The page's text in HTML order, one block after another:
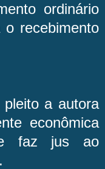
ordinário
recebimento
a autora
econômica
faz jus ao